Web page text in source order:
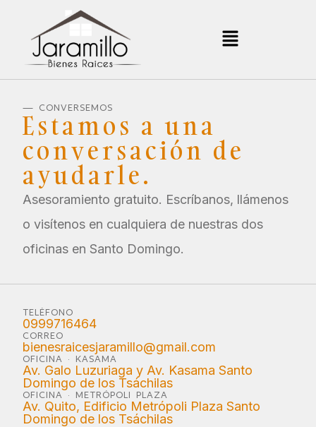
— CONVERSEMOS
Estamos a una
conversación de
ayudarle.
Asesoramiento gratuito. Escríbanos, llámenos
o visítenos en cualquiera de nuestras dos
oficinas en Santo Domingo.
TELÉFONO
0999716464
CORREO
bienesraicesjaramillo@gmail.com
OFICINA · KASAMA
Av. Galo Luzuriaga y Av. Kasama Santo
Domingo de los Tsáchilas
OFICINA · METRÓPOLI PLAZA
Av. Quito, Edificio Metrópoli Plaza Santo
Domingo de los Tsáchilas